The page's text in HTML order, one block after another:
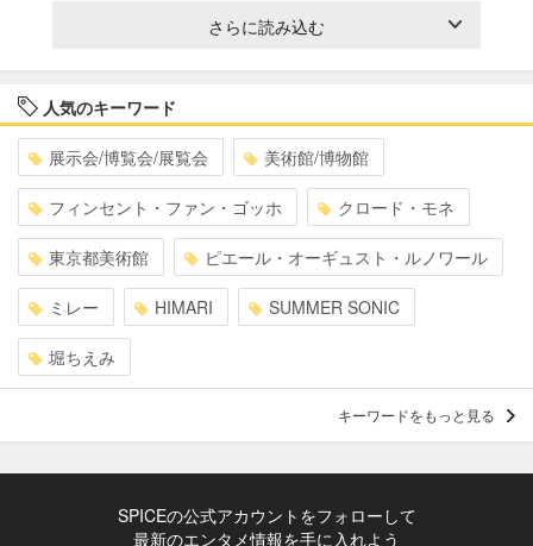
さらに読み込む
人気のキーワード
展示会/博覧会/展覧会 美術館/博物館
フィンセント・ファン・ゴッホ クロード・モネ
東京都美術館 ピエール・オーギュスト・ルノワール
ミレー HIMARI SUMMER SONIC
堀ちえみ
キーワードをもっと見る
SPICEの公式アカウントをフォローして
最新のエンタメ情報を手に入れよう